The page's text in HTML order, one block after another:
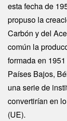
esta fecha de
propuso la
Carbón y del
común la
formada en
Países Bajos,
una serie de
convertirían en
(UE).